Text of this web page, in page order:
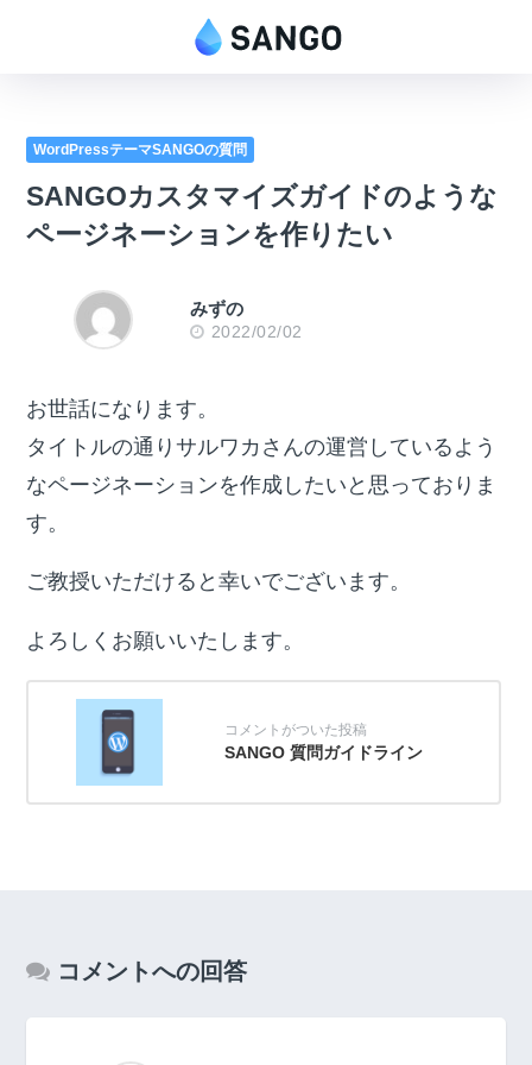
WordPressテーマSANGOの質問
SANGOカスタマイズガイドのような
ページネーションを作りたい
みずの
2022/02/02
お世話になります。
タイトルの通りサルワカさんの運営しているよう
なページネーションを作成したいと思っておりま
す。
ご教授いただけると幸いでございます。
よろしくお願いいたします。
SANGO 質問ガイドライン
コメントへの回答